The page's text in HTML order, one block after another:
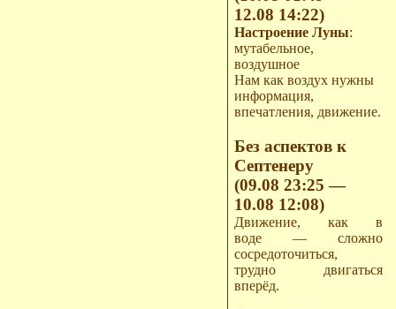
12.08 14:22)
Настроение Луны:
мутабельное,
воздушное
Нам как воздух нужны
информация,
впечатления, движение.
Без аспектов к
Септенеру
(09.08 23:25 —
10.08 12:08)
Движение, как в
воде — сложно
сосредоточиться,
трудно двигаться
вперёд.